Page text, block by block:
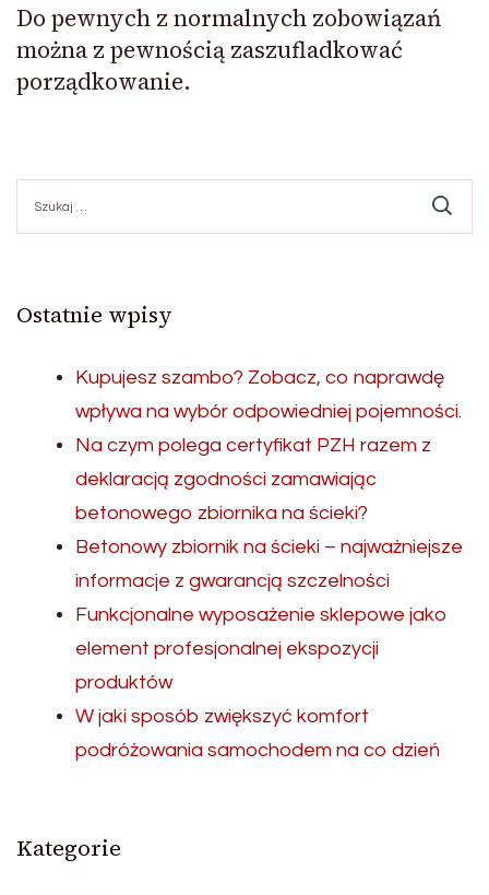
Do pewnych z normalnych zobowiązań
można z pewnością zaszufladkować
porządkowanie.
Ostatnie wpisy
Kupujesz szambo? Zobacz, co naprawdę
wpływa na wybór odpowiedniej pojemności.
Na czym polega certyfikat PZH razem z
deklaracją zgodności zamawiając
betonowego zbiornika na ścieki?
Betonowy zbiornik na ścieki – najważniejsze
informacje z gwarancją szczelności
Funkcjonalne wyposażenie sklepowe jako
element profesjonalnej ekspozycji
produktów
W jaki sposób zwiększyć komfort
podróżowania samochodem na co dzień
Kategorie